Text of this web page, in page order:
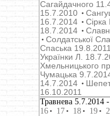
Сагайдачного
15.7.2010
16.7.2014
Сірка
18.7.2014
Солдатської
Cпаська
Українки Л.
Хмельницького
Чумацька
14.7.2014
16.10.2011
Травнева 5.7.2014
16
17 18 19